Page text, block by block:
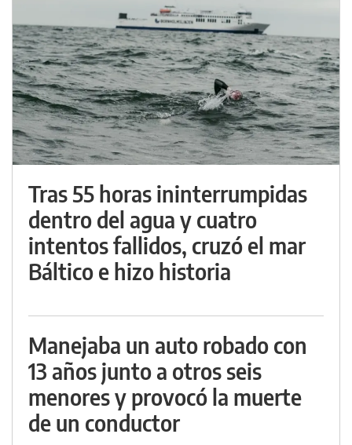
Tras 55 horas ininterrumpidas
dentro del agua y cuatro
intentos fallidos, cruzó el mar
Báltico e hizo historia
Manejaba un auto robado con
13 años junto a otros seis
menores y provocó la muerte
de un conductor